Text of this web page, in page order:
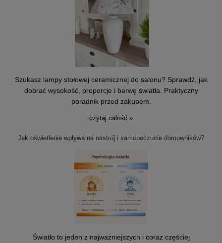
Szukasz lampy stołowej ceramicznej do salonu? Sprawdź, jak
dobrać wysokość, proporcje i barwę światła. Praktyczny
poradnik przed zakupem.
czytaj całość »
Jak oświetlenie wpływa na nastrój i samopoczucie domowników?
Światło to jeden z najważniejszych i coraz częściej